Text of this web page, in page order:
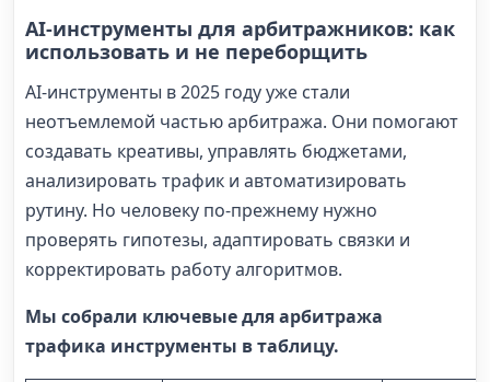
AI-инструменты для арбитражников: как
использовать и не переборщить
AI-инструменты в 2025 году уже стали
неотъемлемой частью арбитража. Они помогают
создавать креативы, управлять бюджетами,
анализировать трафик и автоматизировать
рутину. Но человеку по-прежнему нужно
проверять гипотезы, адаптировать связки и
корректировать работу алгоритмов.
Мы собрали ключевые для арбитража
трафика инструменты в таблицу.